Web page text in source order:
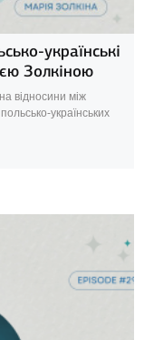
українські
Золкіною
відносини між
українських